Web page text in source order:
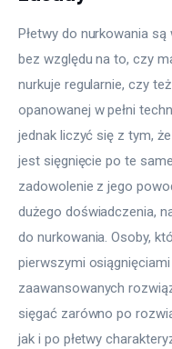
Płetwy do nurkowania
bez względu na to, czy
nurkuje regularnie, czy
opanowanej w pełni
jednak liczyć się z tym,
jest sięgnięcie po te
zadowolenie z jego
dużego doświadczenia,
do nurkowania. Osoby,
pierwszymi
zaawansowanych
sięgać zarówno po
jak i po płetwy